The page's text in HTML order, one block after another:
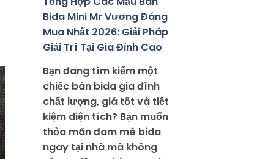
Bida Mini Mr Vương Đáng
Mua Nhất 2026: Giải Pháp
Giải Trí Tại Gia Đỉnh Cao
Bạn đang tìm kiếm một
chiếc bàn bida gia đình
chất lượng, giá tốt và tiết
kiệm diện tích? Bạn muốn
thỏa mãn đam mê bida
ngay tại nhà mà không